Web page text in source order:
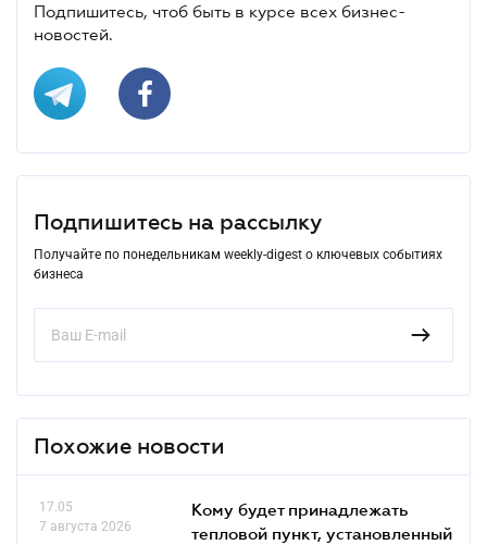
Подпишитесь, чтоб быть в курсе всех бизнес-
новостей.
Подпишитесь на рассылку
Получайте по понедельникам weekly-digest о ключевых событиях
бизнеса
Похожие новости
17.05
7 августа 2026
Кому будет принадлежать
тепловой пункт, установленный